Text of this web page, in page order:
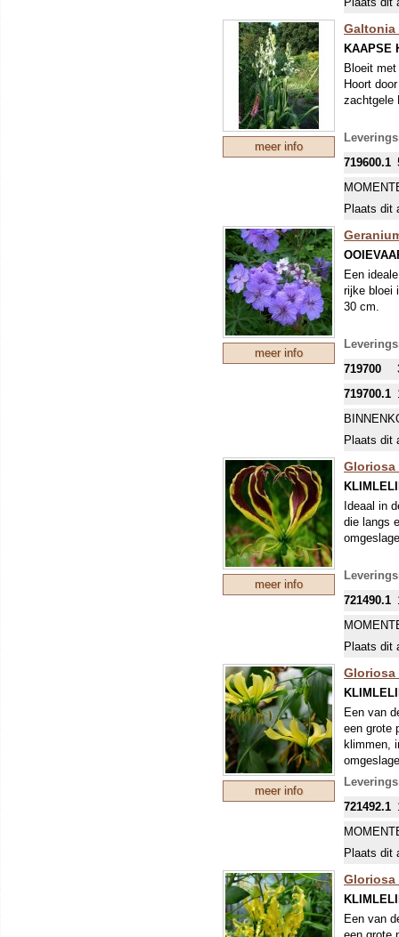
meer info
KAAPSE
Bloeit
Hoort
zachtgele
719600.1
Plaats dit
meer info
Een
rijke bloei
30 cm.
719700
719700.1
Plaats dit
meer info
Gloriosa
Ideaal in
die langs
721490.1
Plaats dit
meer info
Gloriosa
Een van
een grote
klimmen,
721492.1
Plaats dit
Gloriosa
Een van
een grote